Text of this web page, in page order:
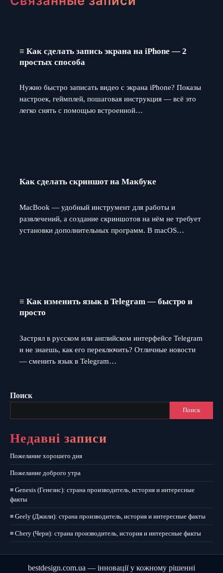
≡ Как сделать запись экрана на iPhone — 2
простых способа
Нужно быстро записать видео с экрана iPhone? Показы
настроек, геймплей, пошаговая инструкция — всё это
легко снять с помощью встроенной…
Как сделать скриншот на Макбуке
MacBook — удобный инструмент для работы и
развлечений, а создание скриншотов на нём не требует
установки дополнительных программ. В macOS…
≡ Как изменить язык в Telegram — быстро и
просто
Застрял в русском или английском интерфейсе Telegram
и не знаешь, как его переключить? Отличные новости
— сменить язык в Telegram…
Поиск
Поиск
Недавні записи
Пожелание хорошего дня
Пожелание доброго утра
≡ Genesis (Генезис): страна производитель, история и интересные
факты
≡ Geely (Джили): страна производитель, история и интересные факты
≡ Chery (Чери): страна производитель, история и интересные факты
bestdesign.com.ua — інновації у кожному рішенні